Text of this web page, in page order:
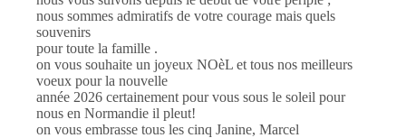
nous sommes admiratifs de votre courage mais quels
souvenirs
pour toute la famille .
on vous souhaite un joyeux NOèL et tous nos meilleurs
voeux pour la nouvelle
année 2026 certainement pour vous sous le soleil pour
nous en Normandie il pleut!
on vous embrasse tous les cinq Janine, Marcel